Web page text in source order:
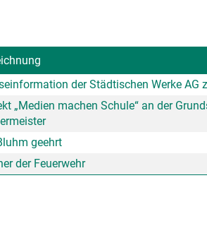
der Städtischen Werke
„Medien machen Schule“ an der
geehrt
der Feuerwehr